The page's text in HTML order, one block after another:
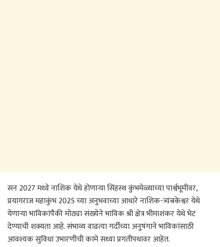
सन 2027 मध्ये नाशिक येथे होणाऱ्या सिंहस्थ कुंभमेळ्याच्या पार्श्वभूमीवर,
प्रयागराज महाकुंभ 2025 च्या अनुभवाच्या आधारे नाशिक-त्र्यंबकेश्वर येथे
येणाऱ्या भाविकांपैकी मोठ्या संख्येने भाविक श्री क्षेत्र भीमाशंकर येथे भेट
देण्याची शक्यता आहे. संभाव्य वाढत्या गर्दीच्या अनुषंगाने भाविकांसाठी
आवश्यक सुविधा उभारणीची कामे सध्या प्रगतीपथावर आहेत.